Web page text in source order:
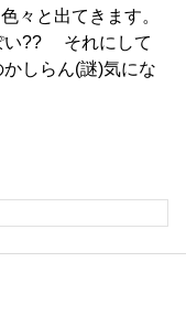
々と出てきます。
い?? それにして
しらん(謎)気にな